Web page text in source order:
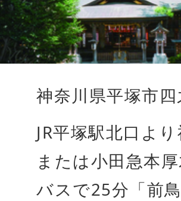
神奈川県平塚市
JR平塚駅北口よ
または小田急本
バスで25分「前